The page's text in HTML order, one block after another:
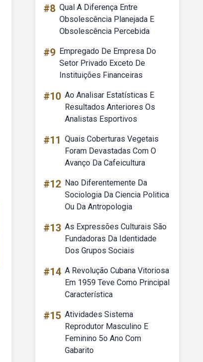
#8 Qual A Diferença Entre
Obsolescência Planejada E
Obsolescência Percebida
#9 Empregado De Empresa Do
Setor Privado Exceto De
Instituições Financeiras
#10 Ao Analisar Estatísticas E
Resultados Anteriores Os
Analistas Esportivos
#11 Quais Coberturas Vegetais
Foram Devastadas Com O
Avanço Da Cafeicultura
#12 Nao Diferentemente Da
Sociologia Da Ciencia Politica
Ou Da Antropologia
#13 As Expressões Culturais São
Fundadoras Da Identidade
Dos Grupos Sociais
#14 A Revolução Cubana Vitoriosa
Em 1959 Teve Como Principal
Característica
#15 Atividades Sistema
Reprodutor Masculino E
Feminino 5o Ano Com
Gabarito